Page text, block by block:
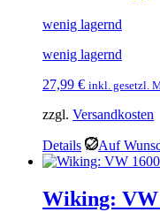
wenig lagernd
wenig lagernd
27,99 € inkl. gesetzl.
zzgl. Versandkosten
Details Auf
Wiking: VW